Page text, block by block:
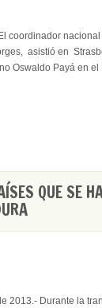
coordinador
asistió en
Oswaldo Payá en el
QUE SE
2013.- Durante la